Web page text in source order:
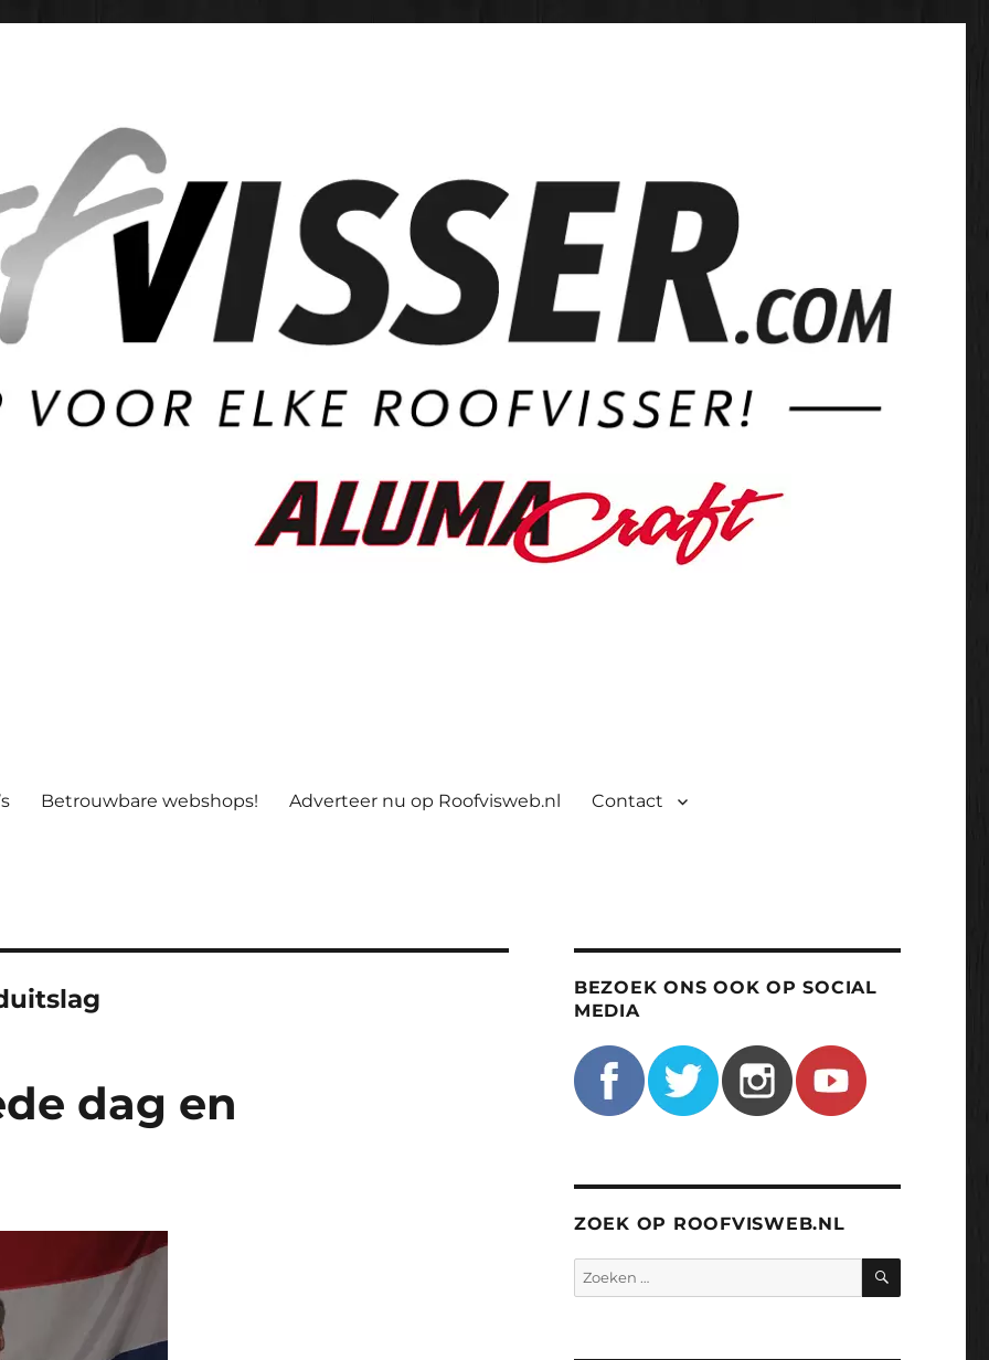
Betrouwbare webshops! Adverteer nu op Roofvisweb.nl Contact
dag en
BEZOEK ONS OOK OP SOCIAL
MEDIA
ZOEK OP ROOFVISWEB.NL
Zoeken
naar:
ZOEKEN